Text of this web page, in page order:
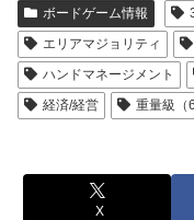
ボードゲーム情報
エリアマジョリティ
ハンドマネージメント
経済/経営
重量級（
X